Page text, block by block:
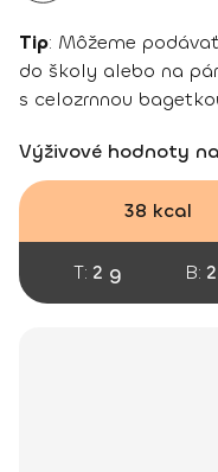
Tip: Môžeme
do školy alebo na
s celozrnnou
Výživové hodnoty
38 kcal
T: 2 g B: